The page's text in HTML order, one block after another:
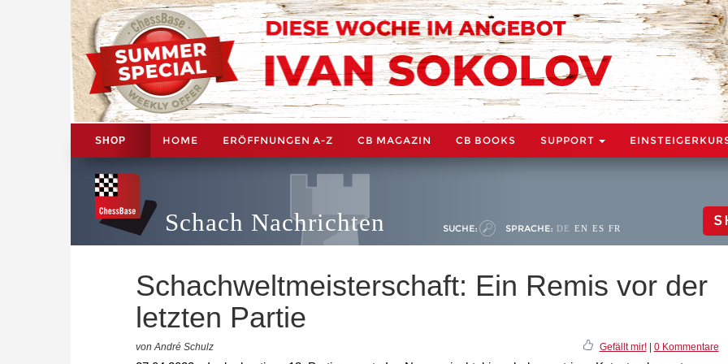
SHOP HOME ERÖFFNUNGEN A-Z CB MAGAZIN CB BOOKS SUPPORT
Schach Nachrichten SUCHE: SPRACHE: DE EN ES FR
Schachweltmeisterschaft: Ein Remis vor der
letzten Partie
von André Schulz Gefällt mir!| 0 Kommentare